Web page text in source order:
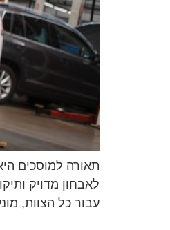
תאורה למוסכים
לאבחון מדויק
עבור כל הצוות,